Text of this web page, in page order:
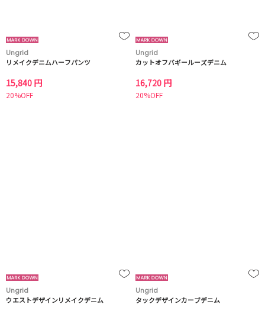
Ungrid
リメイクデニムハーフパンツ
15,840 円
20%OFF
Ungrid
カットオフバギールーズデニム
16,720 円
20%OFF
Ungrid
ウエストデザインリメイクデニム
Ungrid
タックデザインカーブデニム